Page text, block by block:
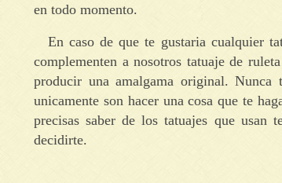
en todo momento.
En caso de que te gustaria cualquier
complementen a nosotros tatuaje de
producir una amalgama original.
unicamente son hacer una cosa que te
precisas saber de los tatuajes que usan
decidirte.